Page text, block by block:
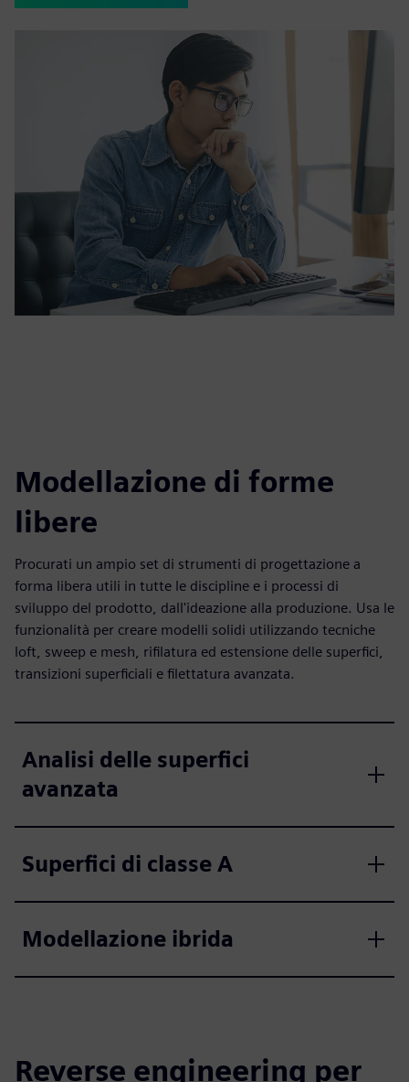
Modellazione di forme
libere
Procurati un ampio set di strumenti di progettazione a
forma libera utili in tutte le discipline e i processi di
sviluppo del prodotto, dall'ideazione alla produzione. Usa le
funzionalità per creare modelli solidi utilizzando tecniche
loft, sweep e mesh, rifilatura ed estensione delle superfici,
transizioni superficiali e filettatura avanzata.
Analisi delle superfici
avanzata
Superfici di classe A
Modellazione ibrida
Reverse engineering per